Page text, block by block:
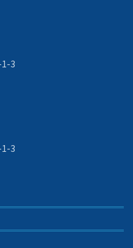
1-3
1-3